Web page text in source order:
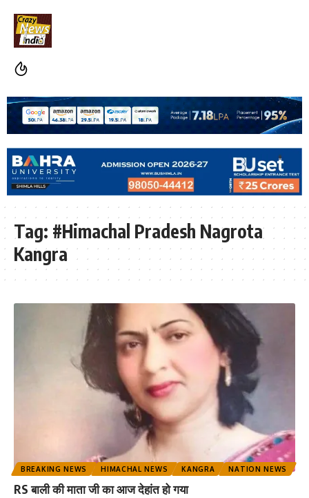
Tag: #Himachal Pradesh Nagrota
Kangra
BREAKING NEWS HIMACHAL NEWS KANGRA NATION NEWS
RS बाली की माता जी का आज देहांत हो गया